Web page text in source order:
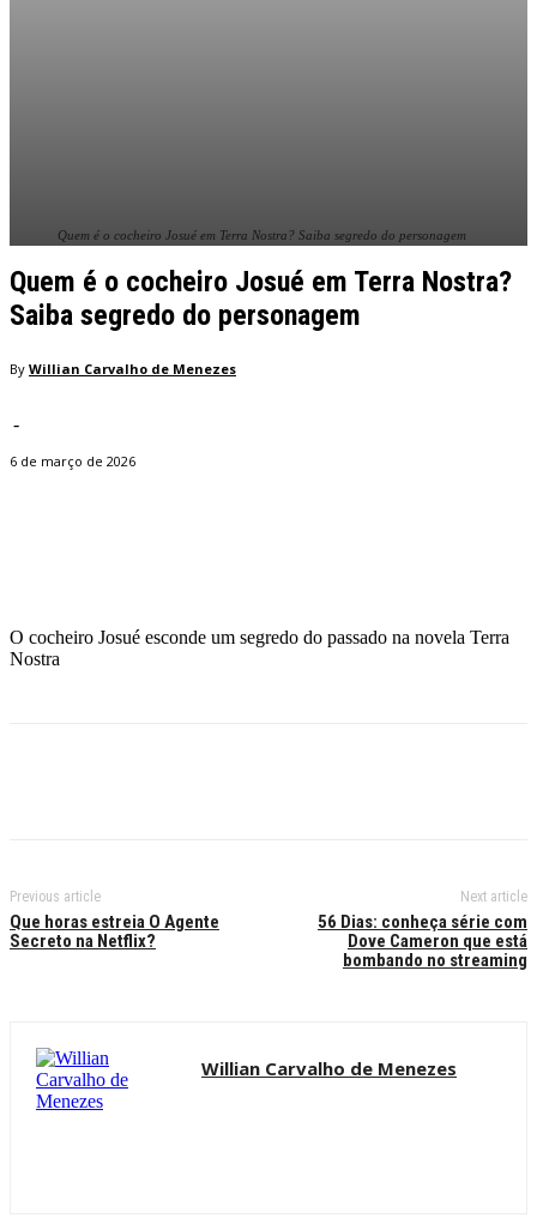
Quem é o cocheiro Josué em Terra Nostra? Saiba segredo do personagem
Quem é o cocheiro Josué em Terra Nostra?
Saiba segredo do personagem
By Willian Carvalho de Menezes
-
6 de março de 2026
O cocheiro Josué esconde um segredo do passado na novela Terra
Nostra
Previous article
Que horas estreia O Agente
Secreto na Netflix?
Next article
56 Dias: conheça série com
Dove Cameron que está
bombando no streaming
Willian Carvalho de Menezes